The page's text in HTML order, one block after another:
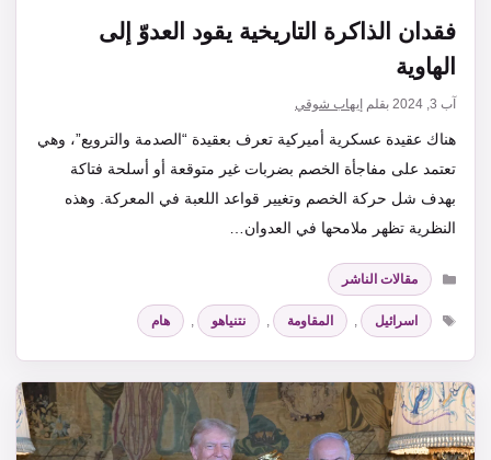
فقدان الذاكرة التاريخية يقود العدوّ إلى
الهاوية
آب 3, 2024 بقلم إيهاب شوقي
هناك عقيدة عسكرية أميركية تعرف بعقيدة “الصدمة والترويع”، وهي
تعتمد على مفاجأة الخصم بضربات غير متوقعة أو أسلحة فتاكة
بهدف شل حركة الخصم وتغيير قواعد اللعبة في المعركة. وهذه
النظرية تظهر ملامحها في العدوان…
التصنيفات
مقالات الناشر
الوسوم
اسرائيل , المقاومة , نتنياهو , هام